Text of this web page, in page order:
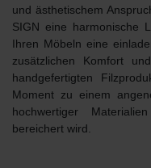
und ästhetischem
SIGN eine harmonische
Ihren Möbeln eine
zusätzlichen Komfort
handgefertigten
Moment zu einem
hochwertiger
bereichert wird.